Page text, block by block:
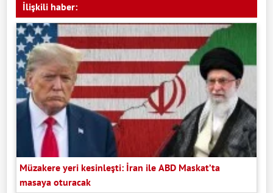
İlişkili haber:
Müzakere yeri kesinleşti: İran ile ABD Maskat’ta
masaya oturacak